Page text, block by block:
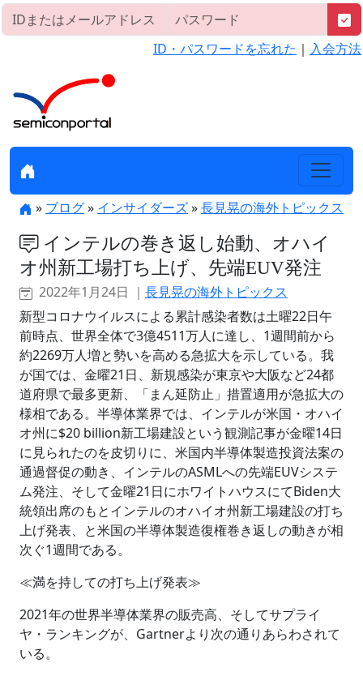
ID・パスワードを忘れた ｜ 入会方法
» ブログ» インサイダーズ»長見晃の海外トピックス
インテルの巻き返し始動、オハイ
オ州新工場打ち上げ、先端EUV発注
2022年1月24日 ｜ 長見晃の海外トピックス
新型コロナウイルスによる累計感染者数は土曜22日午
前時点、世界全体で3億4511万人に達し、1週間前から
約2269万人増と勢いを高める急拡大を示している。我
が国では、金曜21日、新規感染が東京や大阪など24都
道府県で最多更新、「まん延防止」措置適用が急拡大の
様相である。半導体業界では、インテルが米国・オハイ
オ州に$20 billion新工場建設という観測記事が金曜14日
に見られたのを皮切りに、米国内半導体製造投資法案の
通過督促の動き、インテルのASMLへの先端EUVシステ
ム発注、そして金曜21日にホワイトハウスにてBiden大
統領出席のもとインテルのオハイオ州新工場建設の打ち
上げ発表、と米国の半導体製造復権巻き返しの動きが相
次ぐ1週間である。
≪満を持しての打ち上げ発表≫
2021年の世界半導体業界の販売高、そしてサプライ
ヤ・ランキングが、Gartnerより次の通りあらわされて
いる。